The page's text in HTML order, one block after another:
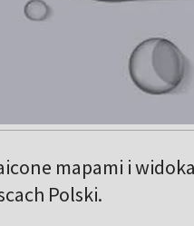
mapami i
Polski.